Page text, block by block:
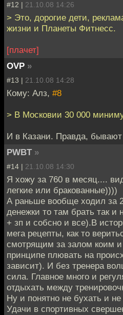
#12 | 21.10.08 14:26
> Это, дорогие дети,
жизни и Планеты Фитнесс.
[плачет]
OVP »
#13 | 21.10.08 14:28
Кому: Алз, #8
> В Московии 30 000
И в Казани. Правда, бывают
PWBT »
#14 | 21.10.08 14:30
Я хожу за 760 в месяц....
легкие или бракованные))))
А раньше вообще ходил за
денежки то там брать так и
+ зп и собсно и все).В
мега рецепты, как то
смотрящим за залом коим и
принципе плювать на
зависит). И без тренера
сила. Главное много и
отдыхать между
Ну и понятно не бухать и
Удачи в спортивных